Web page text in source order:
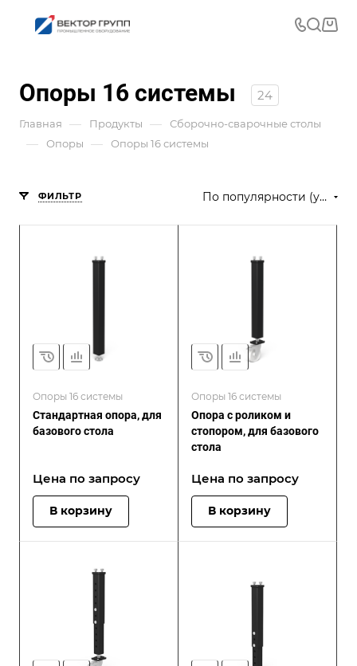
Опоры 16 системы 24
Главная — Продукты — Сборочно-сварочные столы
— Опоры — Опоры 16 системы
ФИЛЬТР По популярности (убывание)
Опоры 16 системы
Стандартная опора, для
базового стола
Цена по запросу
В корзину
Опоры 16 системы
Опора с роликом и
стопором, для базового
стола
Цена по запросу
В корзину